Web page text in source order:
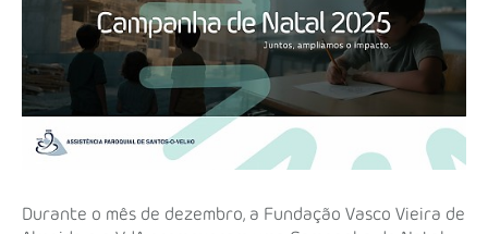
Durante o mês de dezembro, a Fundação Vasco Vieira de